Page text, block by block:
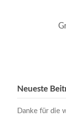
Neueste
Danke für die